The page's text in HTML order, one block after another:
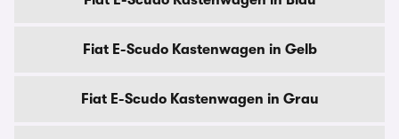
Fiat E-Scudo Kastenwagen in Gelb
Fiat E-Scudo Kastenwagen in Grau